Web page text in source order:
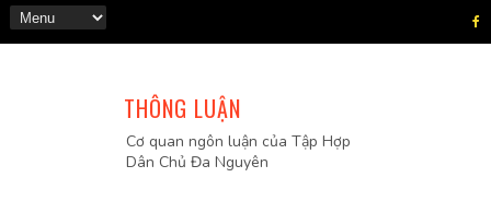
THÔNG LUẬN
Cơ quan ngôn luận của Tập Hợp
Dân Chủ Đa Nguyên